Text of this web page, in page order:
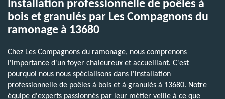
Installation professionnelle de poêles à
bois et granulés par Les Compagnons du
ramonage à 13680
Chez Les Compagnons du ramonage, nous comprenons
l'importance d'un foyer chaleureux et accueillant. C'est
pourquoi nous nous spécialisons dans l'installation
professionnelle de poêles à bois et à granulés à 13680. Notre
équipe d'experts passionnés par leur métier veille à ce que